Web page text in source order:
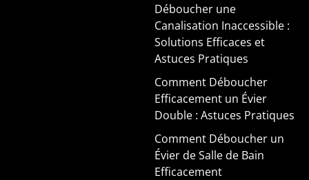
Déboucher une
Canalisation Inaccessible :
Solutions Efficaces et
Astuces Pratiques
Comment Déboucher
Efficacement un Évier
Double : Astuces Pratiques
Comment Déboucher un
Évier de Salle de Bain
Efficacement